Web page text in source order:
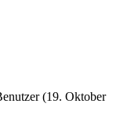
(19. Oktober